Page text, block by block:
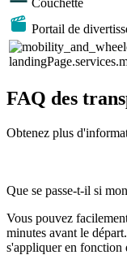
Portail de
FAQ des
Obtenez plus
Que se passe-t-il si
Vous pouvez
minutes avant le
s'appliquer en fonction